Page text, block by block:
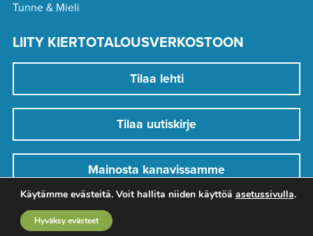
Tunne & Mieli
LIITY KIERTOTALOUSVERKOSTOON
Tilaa lehti
Tilaa uutiskirje
Mainosta kanavissamme
Käytämme evästeitä. Voit hallita niiden käyttöä asetussivulla.
Hyväksy evästeet